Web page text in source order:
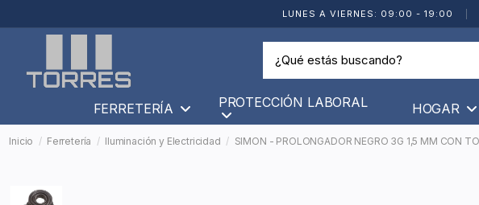
LUNES A VIERNES: 09:00 - 19:00
FERRETERÍA PROTECCIÓN LABORAL HOGAR
Inicio Ferretería Iluminación y Electricidad SIMON - PROLONGADOR NEGRO 3G 1,5 MM CON